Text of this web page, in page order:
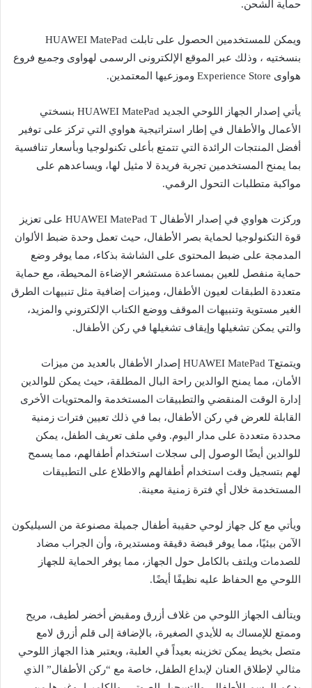
حماية الشحن.
ويمكن للمستخدمين الحصول على تابلت HUAWEI MatePad
بنسختيه ، وذلك عبر الموقع الإلكترونى الرسمى لهواوى وجميع فروع
هواوى Experience Store وموزعيها المعتمدين.
يأتي إصدار الجهاز اللوحي الجديد HUAWEI MatePad بنسختي
الأعمال والأطفال في إطار استراتيجية هواوي التي تركز على توفير
أفضل المنتجات الرائدة التي تتمتع بأعلى تكنولوجيا وبأسعار تنافسية
بما يمنح المستخدمين تجربة فريدة لا مثيل لها، ويساعدهم على
مواكبة متطلبات التحول الرقمي.
وركزت هواوي في إصدار الأطفال HUAWEI MatePad T على تعزيز
قوة التكنولوجيا لحماية بصر الأطفال، حيث تعمل وحدة ضبط الألوان
المدمجة على ضبط المحتوى على الشاشة بذكاء، مما يوفر وضع
حماية منفصل للعين بمساعدة مستشعر الإضاءة المحيطة، مع حماية
متعددة الطبقات لعيون الأطفال، وميزات إضافية مثل تنبيهات الطرق
الغير مستوية وتنبيهات الموقف ووضع الكتاب الإلكتروني والمزيد،
والتي يمكن تشغيلها وإيقاف تشغيلها في ركن الأطفال.
ويتمتعHUAWEI MatePad T إصدار الأطفال بالعديد من ميزات
الأمان، مما يمنح الوالدين راحة البال المطلقة، حيث يمكن للوالدين
إدارة الوقت المنقضي والتطبيقات المستخدمة والمحتويات الأخرى
القابلة للعرض في ركن الأطفال، بما في ذلك تعيين فترات زمنية
محددة متعددة على مدار اليوم. وفي ملف تعريف الطفل، يمكن
للوالدين أيضًا الوصول إلى سجلات استخدام أطفالهم، مما يسمح
لهم بتسجيل وقت استخدام أطفالهم والاطلاع على التطبيقات
المستخدمة خلال أي فترة زمنية معينة.
ويأتي مع كل جهاز لوحي حقيبة أطفال جميلة مصنوعة من السيليكون
الآمن بيئيًا، مما يوفر قبضة دقيقة ومستديرة، وأن الجراب مضاد
للصدمات ويلتف بالكامل حول الجهاز، مما يوفر الحماية للجهاز
اللوحي مع الحفاظ عليه نظيفًا أيضًا.
ويتألف الجهاز اللوحي من غلاف أزرق ومقبض أخضر لطيف، مريح
وممتع للإمساك به للأيدي الصغيرة، بالإضافة إلى قلم أزرق لامع
متصل بخيط يمكن تخزينه بعيداً في العلبة، ويعتبر هذا الجهاز اللوحي
مثالي لإطلاق العنان لإبداع الطفل، خاصة مع “ركن الأطفال” الذي